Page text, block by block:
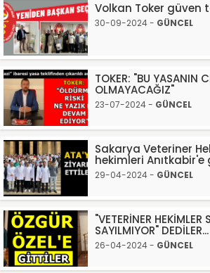
Volkan Toker güven
30-09-2024 - GÜNCEL
TOKER: "BU YASANIN
OLMAYACAĞIZ"
23-07-2024 - GÜNCEL
Sakarya Veteriner
hekimleri
29-04-2024 - GÜNCEL
"VETERİNER
SAYILMIYOR" DEDİLER...
26-04-2024 - GÜNCEL